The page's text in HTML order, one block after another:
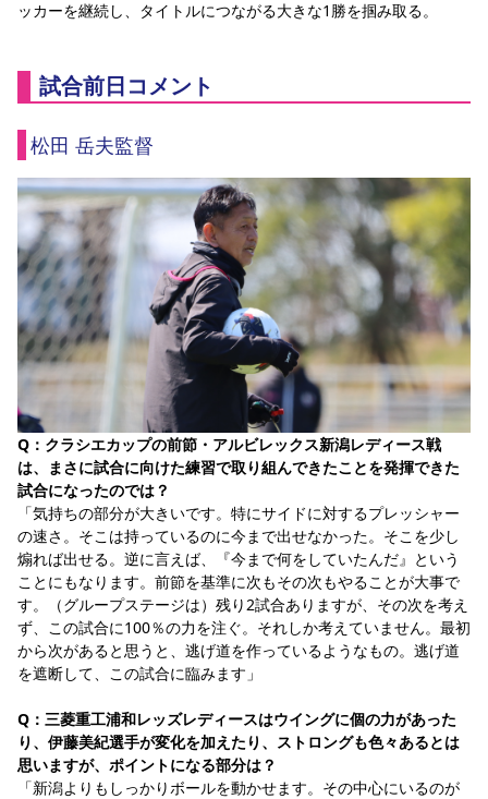
ッカーを継続し、タイトルにつながる大きな1勝を掴み取る。
試合前日コメント
松田 岳夫監督
Q：クラシエカップの前節・アルビレックス新潟レディース戦
は、まさに試合に向けた練習で取り組んできたことを発揮できた
試合になったのでは？
「気持ちの部分が大きいです。特にサイドに対するプレッシャー
の速さ。そこは持っているのに今まで出せなかった。そこを少し
煽れば出せる。逆に言えば、『今まで何をしていたんだ』という
ことにもなります。前節を基準に次もその次もやることが大事で
す。（グループステージは）残り2試合ありますが、その次を考え
ず、この試合に100％の力を注ぐ。それしか考えていません。最初
から次があると思うと、逃げ道を作っているようなもの。逃げ道
を遮断して、この試合に臨みます」
Q：三菱重工浦和レッズレディースはウイングに個の力があった
り、伊藤美紀選手が変化を加えたり、ストロングも色々あるとは
思いますが、ポイントになる部分は？
「新潟よりもしっかりボールを動かせます。その中心にいるのが